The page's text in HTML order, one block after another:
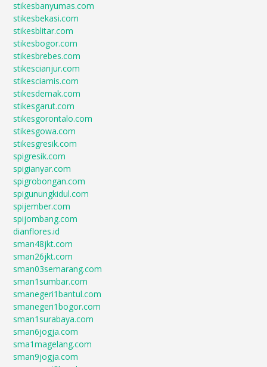
stikesbanyumas.com
stikesbekasi.com
stikesblitar.com
stikesbogor.com
stikesbrebes.com
stikescianjur.com
stikesciamis.com
stikesdemak.com
stikesgarut.com
stikesgorontalo.com
stikesgowa.com
stikesgresik.com
spigresik.com
spigianyar.com
spigrobongan.com
spigunungkidul.com
spijember.com
spijombang.com
dianflores.id
sman48jkt.com
sman26jkt.com
sman03semarang.com
sman1sumbar.com
smanegeri1bantul.com
smanegeri1bogor.com
sman1surabaya.com
sman6jogja.com
sma1magelang.com
sman9jogja.com